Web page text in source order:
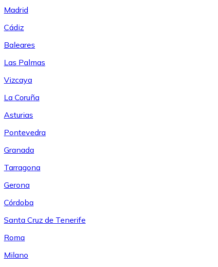
Madrid
Cádiz
Baleares
Las Palmas
Vizcaya
La Coruña
Asturias
Pontevedra
Granada
Tarragona
Gerona
Córdoba
Santa Cruz de Tenerife
Roma
Milano